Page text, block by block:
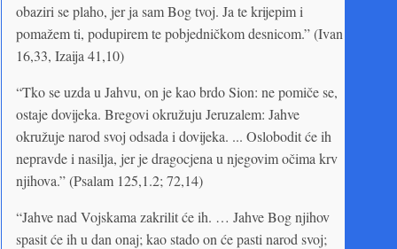
obaziri se plaho, jer ja sam Bog tvoj. Ja te krijepim i
pomažem ti, podupirem te pobjedničkom desnicom.” (Ivan
16,33, Izaija 41,10)
“Tko se uzda u Jahvu, on je kao brdo Sion: ne pomiče se,
ostaje dovijeka. Bregovi okružuju Jeruzalem: Jahve
okružuje narod svoj odsada i dovijeka. ... Oslobodit će ih
nepravde i nasilja, jer je dragocjena u njegovim očima krv
njihova.” (Psalam 125,1.2; 72,14)
“Jahve nad Vojskama zakrilit će ih. … Jahve Bog njihov
spasit će ih u dan onaj; kao stado on će pasti narod svoj;